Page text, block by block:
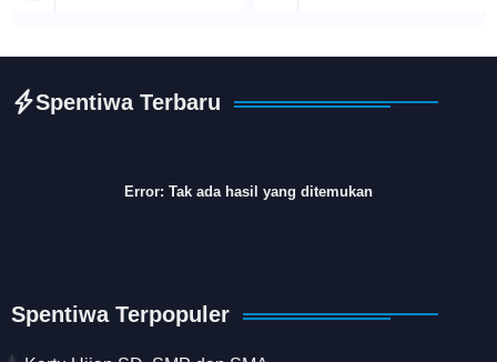
Spentiwa Terbaru
Error: Tak ada hasil yang ditemukan
Spentiwa Terpopuler